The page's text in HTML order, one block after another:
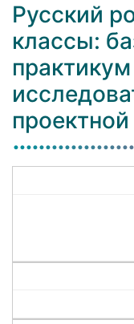
Русский
классы: